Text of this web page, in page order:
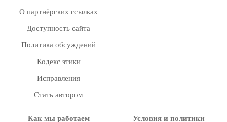
О партнёрских ссылках
Доступность сайта
Политика обсуждений
Кодекс этики
Исправления
Стать автором
Как мы работаем Условия и политики